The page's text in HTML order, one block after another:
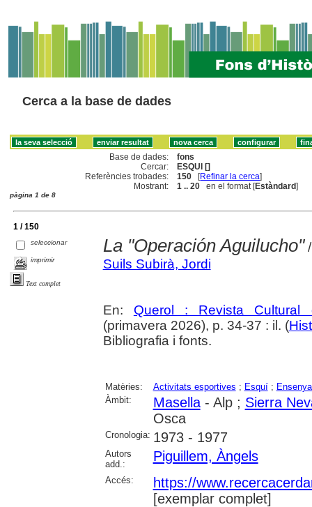
Cerca a la base de dades
Base de dades:
fons
Cercar:
ESQUI []
Referències trobades:
150 [Refinar la cerca]
Mostrant:
1 .. 20 en el format [Estàndard]
pàgina 1 de 8
1 / 150
seleccionar
imprimir
Text complet
La "Operación Aguilucho"/
Suils Subirà, Jordi
En: Querol : Revista Cultural
(primavera 2026), p. 34-37 : il. (
Bibliografia i fonts.
Matèries: Activitats esportives ; Esquí;
Àmbit:
Masella- Alp ; Sierra
Osca
Cronologia: 1973 - 1977
Autors
add.:
Piguillem, Àngels
Accés:
https://
[exemplar complet]